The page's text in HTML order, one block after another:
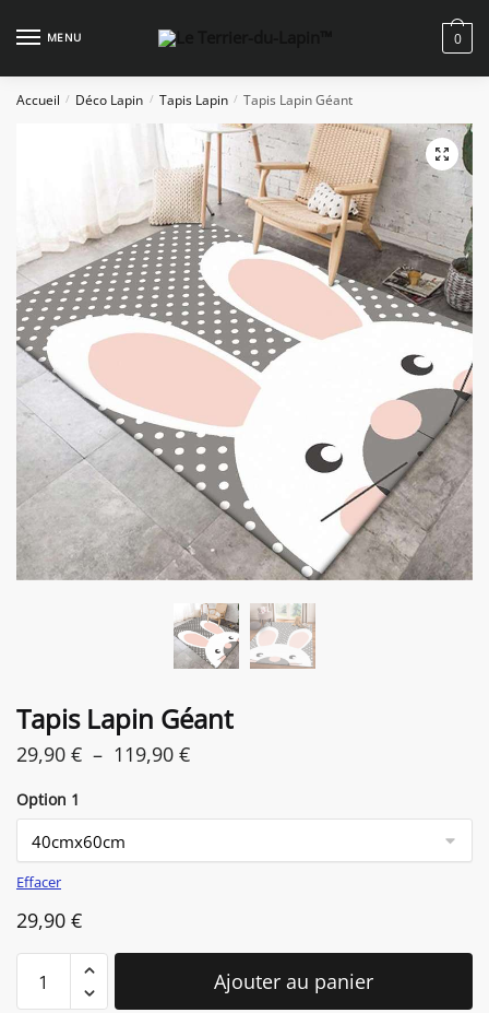
MENU 0
Accueil / Déco Lapin / Tapis Lapin / Tapis Lapin Géant
Tapis Lapin Géant
29,90 € – 119,90 €Plage
Option 1
Effacer
29,90 €
Ajouter au panier